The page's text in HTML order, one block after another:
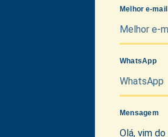
Melhor e-mail
WhatsApp
Mensagem